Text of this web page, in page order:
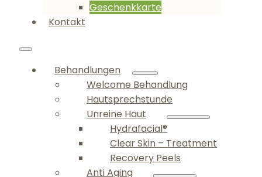
Geschenkkarte
Kontakt
Behandlungen
Welcome Behandlung
Hautsprechstunde
Unreine Haut
Hydrafacial®
Clear Skin – Treatment
Recovery Peels
Anti Aging